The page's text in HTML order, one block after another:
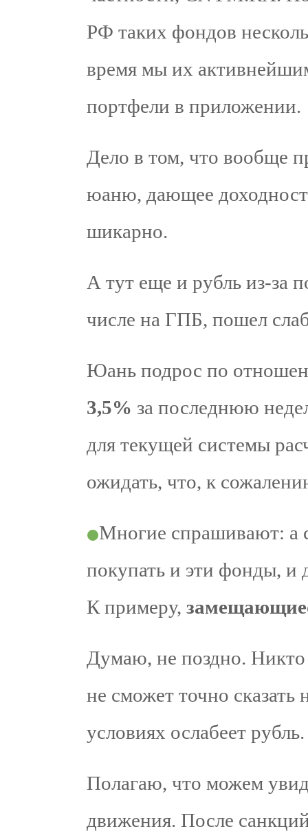
РФ таких фондов
время мы их
портфели в приложении.
Дело в том, что вообще
юаню, дающее
шикарно.
А тут еще и рубль из-за
числе на ГПБ, пошел
Юань подрос по
3,5% за последнюю
для текущей системы
ожидать, что, к
Многие спрашивают: а
покупать и эти фонды, и
К примеру, замещающие
Думаю, не поздно. Никто
не сможет точно
условиях ослабеет рубль.
Полагаю, что можем
движения. После